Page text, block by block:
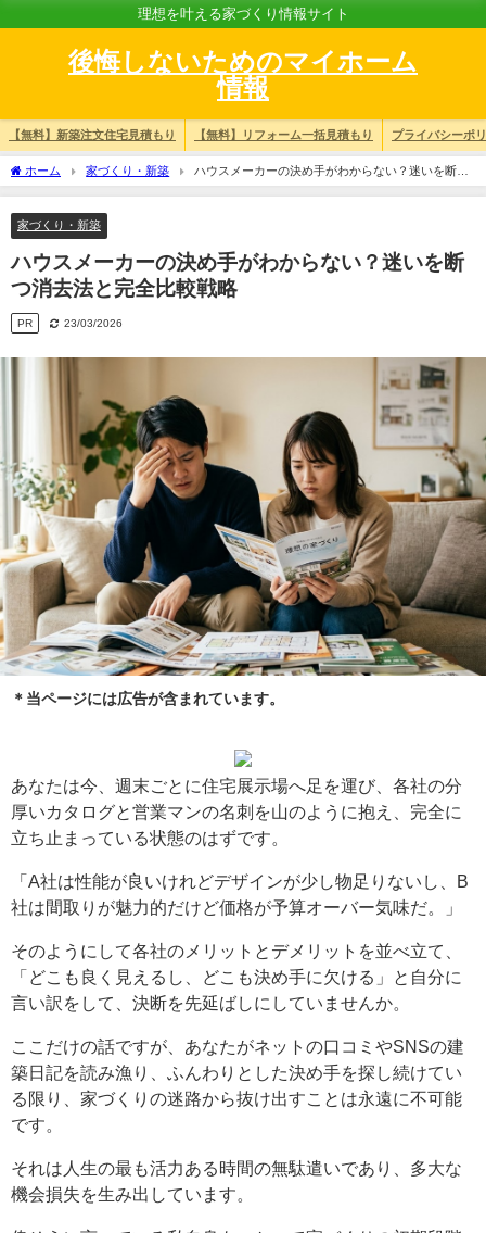
理想を叶える家づくり情報サイト
後悔しないためのマイホーム
情報
【無料】新築注文住宅見積もり 【無料】リフォーム一括見積もり プライバシーポ
ホーム 家づくり・新築
ハウスメーカーの決め手がわからない？迷いを断つ
消去法と完全比較戦略
家づくり・新築
ハウスメーカーの決め手がわからない？迷いを断
つ消去法と完全比較戦略
PR 23/03/2026
＊当ページには広告が含まれています。
あなたは今、週末ごとに住宅展示場へ足を運び、各社の分
厚いカタログと営業マンの名刺を山のように抱え、完全に
立ち止まっている状態のはずです。
「A社は性能が良いけれどデザインが少し物足りないし、B
社は間取りが魅力的だけど価格が予算オーバー気味だ。」
そのようにして各社のメリットとデメリットを並べ立て、
「どこも良く見えるし、どこも決め手に欠ける」と自分に
言い訳をして、決断を先延ばしにしていませんか。
ここだけの話ですが、あなたがネットの口コミやSNSの建
築日記を読み漁り、ふんわりとした決め手を探し続けてい
る限り、家づくりの迷路から抜け出すことは永遠に不可能
です。
それは人生の最も活力ある時間の無駄遣いであり、多大な
機会損失を生み出しています。